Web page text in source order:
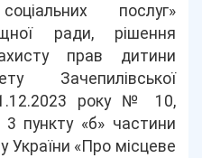
послуг»
ради, рішення
прав дитини
Зачепилівської
року № 10,
пункту «б» частини
України «Про місцеве